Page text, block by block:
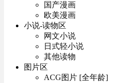
国产漫画
欧美漫画
小说-读物区
网文小说
日式轻小说
其他读物
图片区
ACG图片 [全年龄]